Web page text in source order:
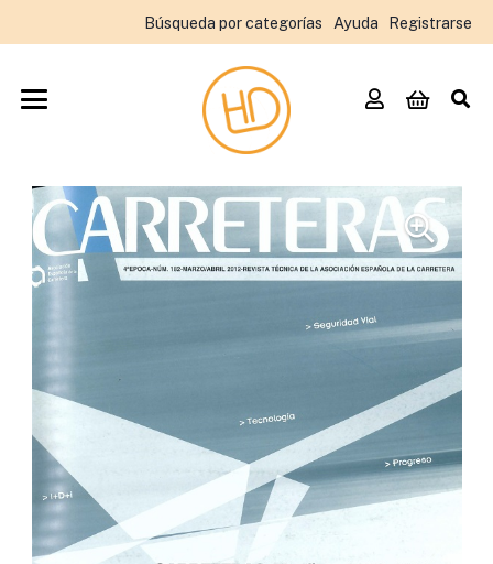
Búsqueda por categorías Ayuda Registrarse